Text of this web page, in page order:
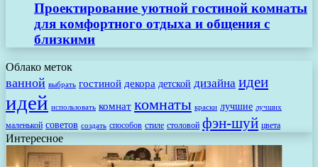
Проектирование уютной гостиной комнаты
для комфортного отдыха и общения с
близкими
Облако меток
ванной выбрать гостиной декора детской дизайна идеи
идей использовать комнат комнаты краски лучшие лучших
маленькой советов создать способов стиле столовой фэн-шуй цвета
Интересное